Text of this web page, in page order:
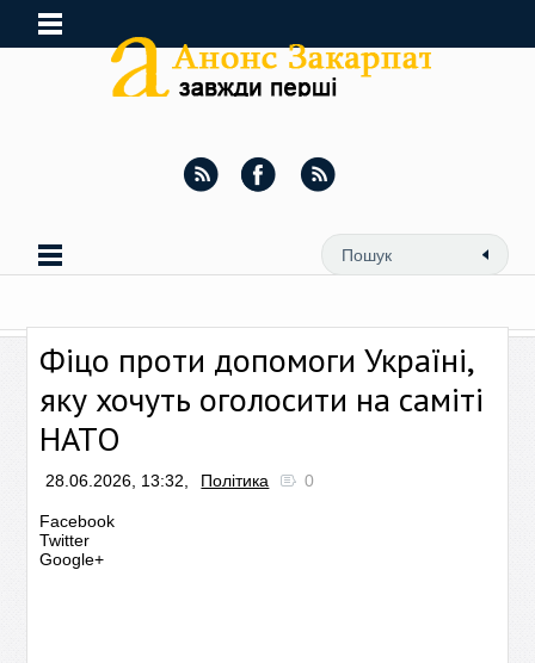
Фіцо проти допомоги Україні,
яку хочуть оголосити на саміті
НАТО
28.06.2026, 13:32, Політика 0
Facebook
Twitter
Google+